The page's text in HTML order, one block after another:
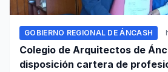
GOBIERNO REGIONAL DE ÁNCASH
Colegio de Arquitectos de
disposición cartera de